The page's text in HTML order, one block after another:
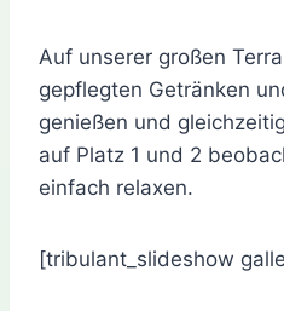
Auf unserer großen
gepflegten Getränken
genießen und
auf Platz 1 und 2
einfach relaxen.
[tribulant_slideshow